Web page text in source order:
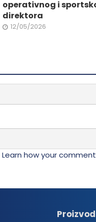
proizvoda.
operativnog i
direktora
12/05/2026
Learn how your